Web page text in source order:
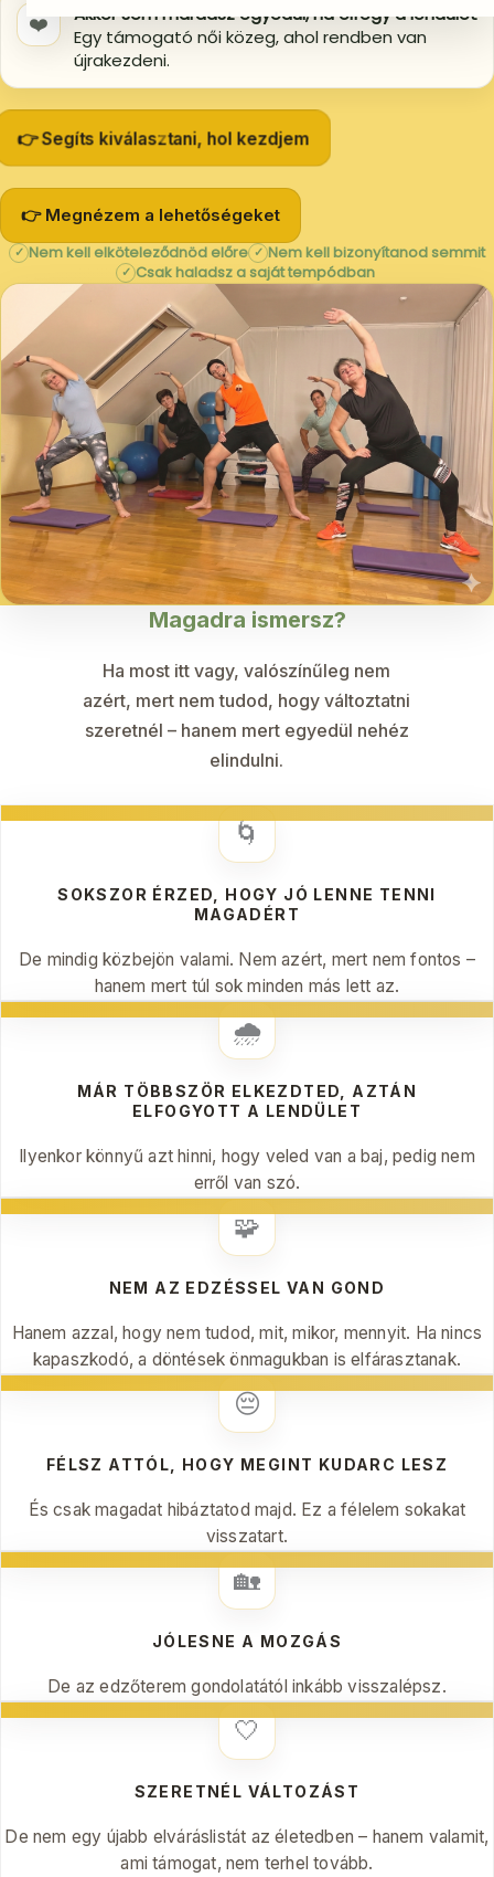
❤️
Akkor sem maradsz egyedül, ha elfogy a lendület
Egy támogató női közeg, ahol rendben van
újrakezdeni.
👉 Segíts kiválasztani, hol kezdjem
👉 Megnézem a lehetőségeket
✓ Nem kell elköteleződnöd előre ✓ Nem kell bizonyítanod semmit
✓ Csak haladsz a saját tempódban
Magadra ismersz?
Ha most itt vagy, valószínűleg nem
azért, mert nem tudod, hogy változtatni
szeretnél – hanem mert egyedül nehéz
elindulni.
🌀
SOKSZOR ÉRZED, HOGY JÓ LENNE TENNI
MAGADÉRT
De mindig közbejön valami. Nem azért, mert nem fontos –
hanem mert túl sok minden más lett az.
🌧️
MÁR TÖBBSZÖR ELKEZDTED, AZTÁN
ELFOGYOTT A LENDÜLET
Ilyenkor könnyű azt hinni, hogy veled van a baj, pedig nem
erről van szó.
🧩
NEM AZ EDZÉSSEL VAN GOND
Hanem azzal, hogy nem tudod, mit, mikor, mennyit. Ha nincs
kapaszkodó, a döntések önmagukban is elfárasztanak.
😔
FÉLSZ ATTÓL, HOGY MEGINT KUDARC LESZ
És csak magadat hibáztatod majd. Ez a félelem sokakat
visszatart.
🏡
JÓLESNE A MOZGÁS
De az edzőterem gondolatától inkább visszalépsz.
🤍
SZERETNÉL VÁLTOZÁST
De nem egy újabb elváráslistát az életedben – hanem valamit,
ami támogat, nem terhel tovább.